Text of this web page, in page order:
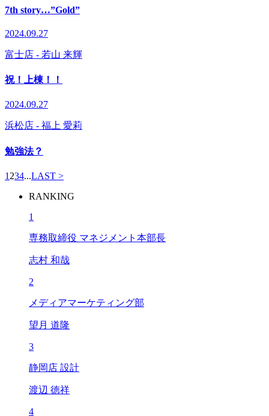
7th story…”Gold”
2024.09.27
富士店 - 若山 来輝
祝！上棟！！
2024.09.27
浜松店 - 福上 愛莉
勉強法？
1 234...LAST >
RANKING
1
専務取締役 マネジメント本部長
志村 和哉
2
メディアマーケティング部
望月 道隆
3
静岡店 設計
渡辺 徳祥
4